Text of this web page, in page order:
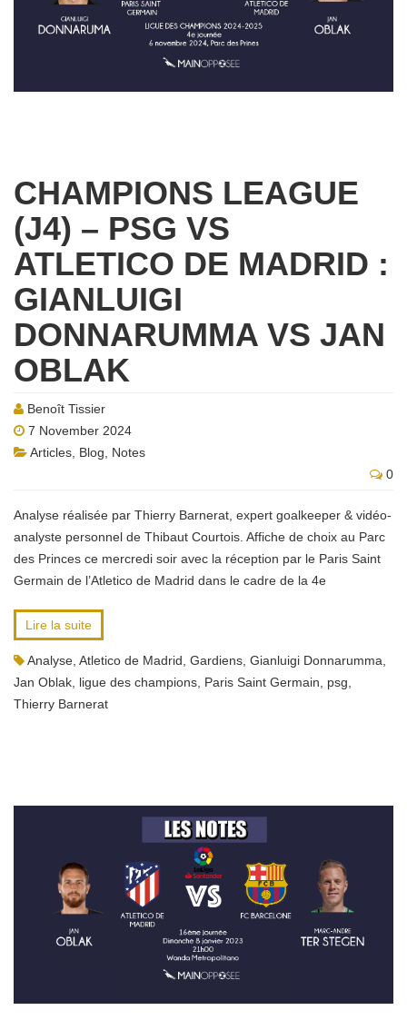
CHAMPIONS LEAGUE
(J4) – PSG VS
ATLETICO DE MADRID :
GIANLUIGI
DONNARUMMA VS JAN
OBLAK
Benoît Tissier
7 November 2024
Articles Blog
Notes
0
Analyse réalisée par Thierry Barnerat, expert goalkeeper & vidéo-
analyste personnel de Thibaut Courtois. Affiche de choix au Parc
des Princes ce mercredi soir avec la réception par le Paris Saint
Germain de l’Atletico de Madrid dans le cadre de la 4e
Lire la suite
Analyse Atletico de Madrid Gardiens Gianluigi Donnarumma
Jan Oblak ligue des champions Paris Saint Germain psg
Thierry Barnerat